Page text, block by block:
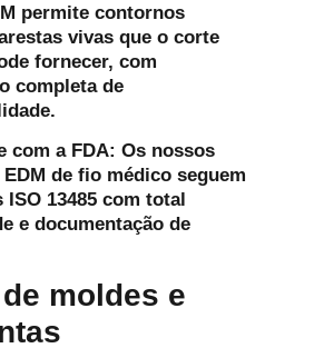
permite contornos
vivas que o corte
fornecer, com
completa de
com a FDA: Os nossos
de fio médico seguem
13485 com total
e documentação de
moldes e